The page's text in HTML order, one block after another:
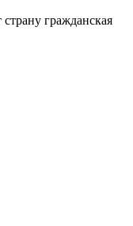
гражданская